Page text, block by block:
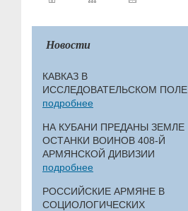
Новости
КАВКАЗ В
ИССЛЕДОВАТЕЛЬСКОМ ПОЛЕ
подробнее
НА КУБАНИ ПРЕДАНЫ ЗЕМЛЕ
ОСТАНКИ ВОИНОВ 408-Й
АРМЯНСКОЙ ДИВИЗИИ
подробнее
РОССИЙСКИЕ АРМЯНЕ В
СОЦИОЛОГИЧЕСКИХ